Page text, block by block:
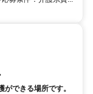
できる場所です。